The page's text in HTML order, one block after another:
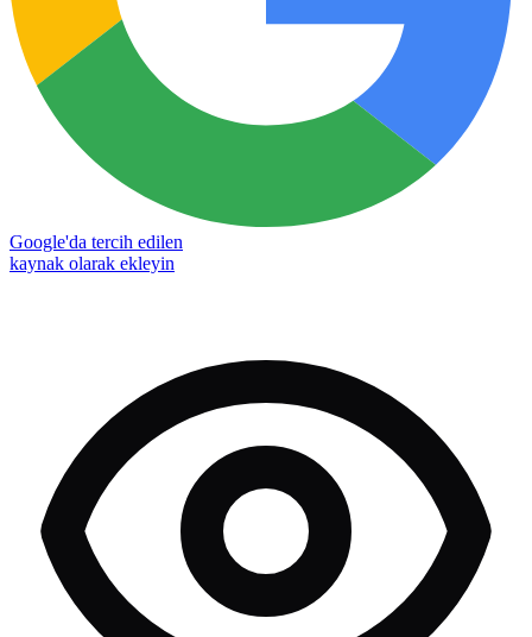
Google'da tercih edilen
kaynak olarak ekleyin